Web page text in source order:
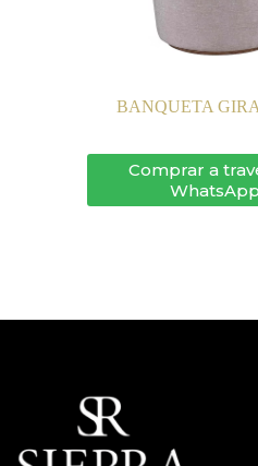
BANQUETA
Comprar a
WhatsApp